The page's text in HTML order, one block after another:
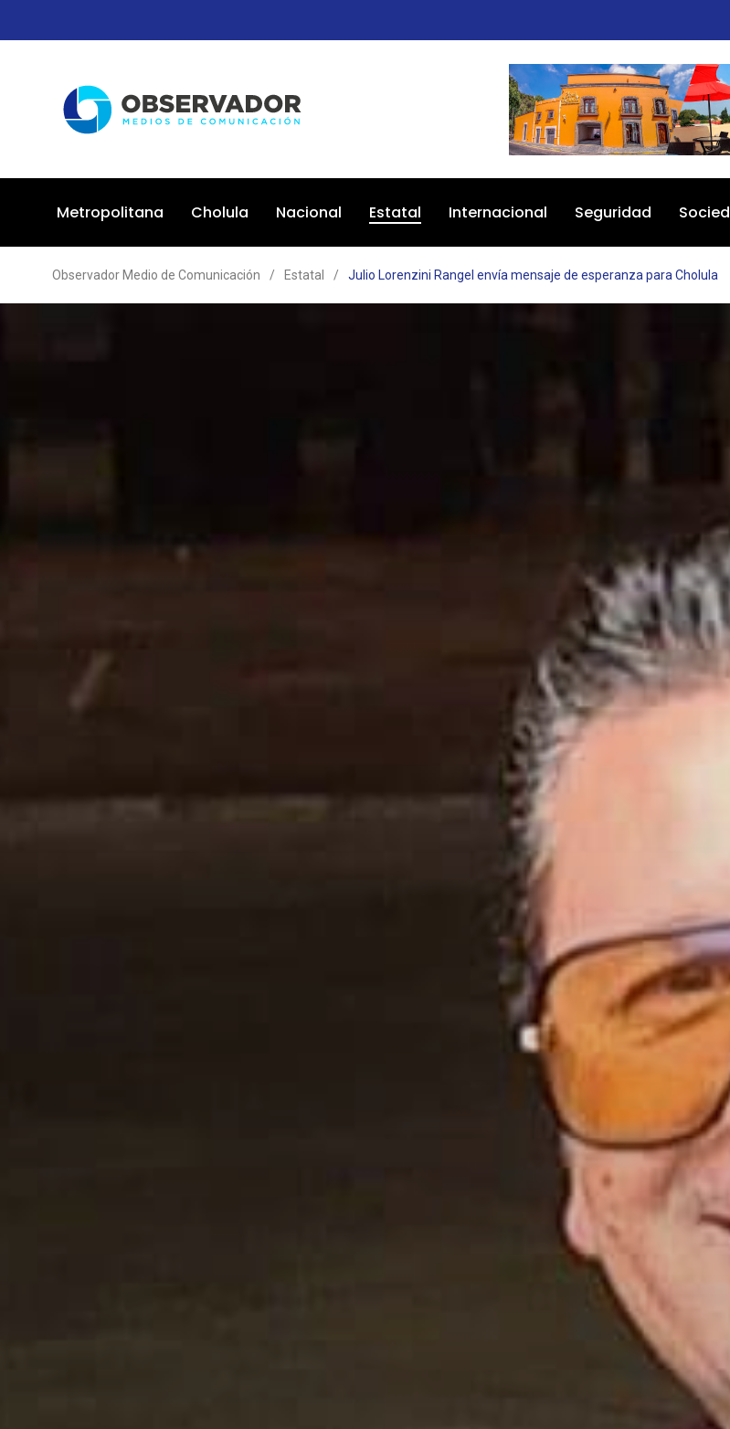
Metropolitana Cholula Nacional Estatal Internacional Seguridad
Observador Medio de Comunicación / Estatal / Julio Lorenzini Rangel envía mensaje de esperanza para Cholula